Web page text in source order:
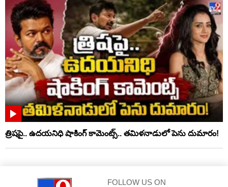
త్రిషపై.. ఉదయనిధి షాకింగ్‌ కామెంట్స్‌.. తమిళనాడులో పెను దుమారం!
FOLLOW US ON